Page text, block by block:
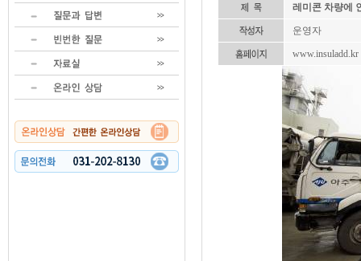
레미콘 차량에
운영자
www.insuladd.kr